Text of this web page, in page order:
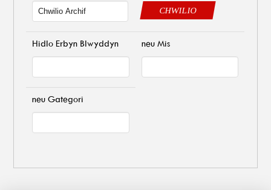
CHWILIO
Hidlo Erbyn Blwyddyn neu Mis
neu Gategori